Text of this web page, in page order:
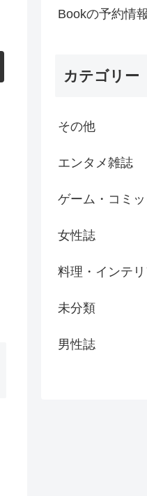
Bookの予約情
カテゴリー
その他
エンタメ雑誌
ゲーム・コミッ
女性誌
料理・インテ
未分類
男性誌